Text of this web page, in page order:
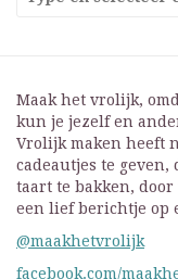
Maak het vrolijk,
kun je jezelf en
Vrolijk maken heeft
cadeautjes te
taart te bakken,
een lief berichtje op
@maakhetvrolijk
facebook.com/